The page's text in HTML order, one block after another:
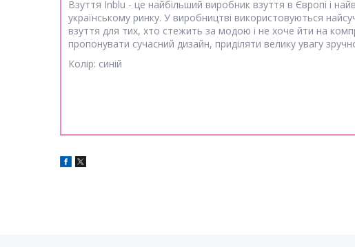
Взуття Inblu - це найбільший виробник взуття в Європі і
українському ринку. У виробництві використовуються
взуття для тих, хто стежить за модою і не хоче йти на
пропонувати сучасний дизайн, приділяти велику увагу
Колір: синій